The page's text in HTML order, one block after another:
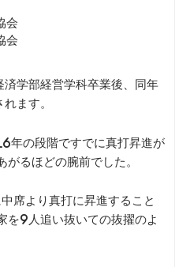
会
会
学部経営学科卒業後、同年
ます。
年の段階ですでに真打昇進が
るほどの腕前でした。
席より真打に昇進すること
を9人追い抜いての抜擢のよ